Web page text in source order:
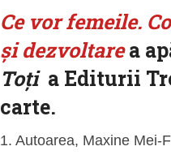
Ce vor femeile.
și dezvoltarea
Toți a Editurii
carte.
1. Autoarea, Maxine Mei-